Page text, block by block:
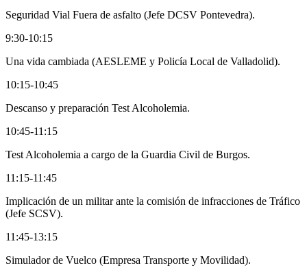
Seguridad Vial Fuera de asfalto (Jefe DCSV Pontevedra).
9:30-10:15
Una vida cambiada (AESLEME y Policía Local de Valladolid).
10:15-10:45
Descanso y preparación Test Alcoholemia.
10:45-11:15
Test Alcoholemia a cargo de la Guardia Civil de Burgos.
11:15-11:45
Implicación de un militar ante la comisión de infracciones de Tráfico
(Jefe SCSV).
11:45-13:15
Simulador de Vuelco (Empresa Transporte y Movilidad).